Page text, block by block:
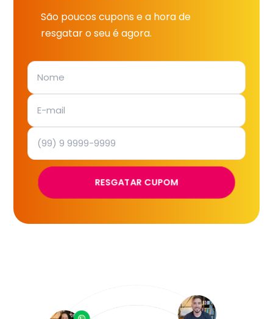
São poucos cupons e a hora de
resgatar o seu é agora.
RESGATAR CUPOM